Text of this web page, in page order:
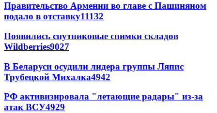
Правительство Армении во главе с Пашиняном
подало в отставку11132
Появились спутниковые снимки складов
Wildberries9027
В Беларуси осудили лидера группы Ляпис
Трубецкой Михалка4942
РФ активизировала "летающие радары" из-за
атак ВСУ4929